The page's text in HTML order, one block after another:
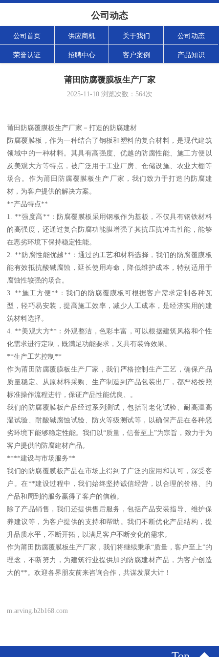
公司动态
公司首页 供应商机 关于我们 公司动态
荣誉认证 招聘中心 客户案例 产品知识
莆田防腐覆膜板生产厂家
2025-11-10浏览次数： 564次
莆田防腐覆膜板生产厂家－打造的防腐建材
防腐覆膜板，作为一种结合了钢板和塑料的复合材料，是现代建筑
领域中的一种材料。其具有高强度、优越的防腐性能、施工方便以
及美观大方等特点，被广泛用于工业厂房、仓储设施、农业大棚等
场合。作为莆田防腐覆膜板生产厂家，我们致力于打造的防腐建
材，为客户提供的解决方案。
**产品特点**
1. **强度高**：防腐覆膜板采用钢板作为基板，不仅具有钢铁材料
的高强度，还通过复合防腐功能膜增强了其抗压抗冲击性能，能够
在恶劣环境下保持稳定性能。
2. **防腐性能优越**：通过的工艺和材料选择，我们的防腐覆膜板
能有效抵抗酸碱腐蚀，延长使用寿命，降低维护成本，特别适用于
腐蚀性较强的场合。
3. **施工方便**：我们的防腐覆膜板可根据客户需求定制各种瓦
型，轻巧易安装，提高施工效率，减少人工成本，是经济实用的建
筑材料选择。
4. **美观大方**：外观整洁，色彩丰富，可以根据建筑风格和个性
化需求进行定制，既满足功能要求，又具有装饰效果。
**生产工艺控制**
作为莆田防腐覆膜板生产厂家，我们严格控制生产工艺，确保产品
质量稳定。从原材料采购、生产制造到产品包装出厂，都严格按照
标准操作流程进行，保证产品性能优良、。
我们的防腐覆膜板产品经过系列测试，包括耐老化试验、耐高温高
湿试验、耐酸碱腐蚀试验、防火等级测试等，以确保产品在各种恶
劣环境下能够稳定性能。我们以“质量，信誉至上”为宗旨，致力于为
客户提供的防腐建材产品。
****建设与市场服务**
我们的防腐覆膜板产品在市场上得到了广泛的应用和认可，深受客
户。在**建设过程中，我们始终坚持诚信经营，以合理的价格、的
产品和周到的服务赢得了客户的信赖。
除了产品销售，我们还提供售后服务，包括产品安装指导、维护保
养建议等，为客户提供的支持和帮助。我们不断优化产品结构，提
升品质水平，不断开拓，以满足客户不断变化的需求。
作为莆田防腐覆膜板生产厂家，我们将继续秉承“质量，客户至上”的
理念，不断努力，为建筑行业提供加的防腐建材产品，为客户创造
大的**。欢迎各界朋友前来咨询合作，共谋发展大计！
m.arving.b2b168.com